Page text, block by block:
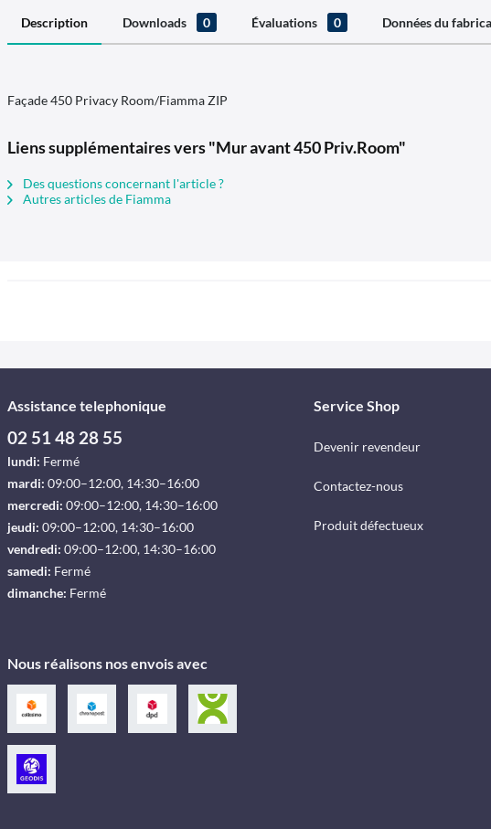
Description Downloads 0 Évaluations 0 Données du
Façade 450 Privacy Room/Fiamma ZIP
Liens supplémentaires vers "Mur avant 450 Priv.Room"
Des questions concernant l'article ?
Autres articles de Fiamma
Assistance telephonique
02 51 48 28 55
lundi: Fermé
mardi: 09:00–12:00, 14:30–16:00
mercredi: 09:00–12:00, 14:30–16:00
jeudi: 09:00–12:00, 14:30–16:00
vendredi: 09:00–12:00, 14:30–16:00
samedi: Fermé
dimanche: Fermé
Nous réalisons nos envois avec
Service Shop
Devenir revendeur
Contactez-nous
Produit défectueux